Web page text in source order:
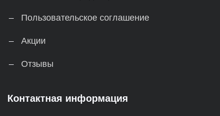
Пользовательское соглашение
Акции
Отзывы
Контактная информация